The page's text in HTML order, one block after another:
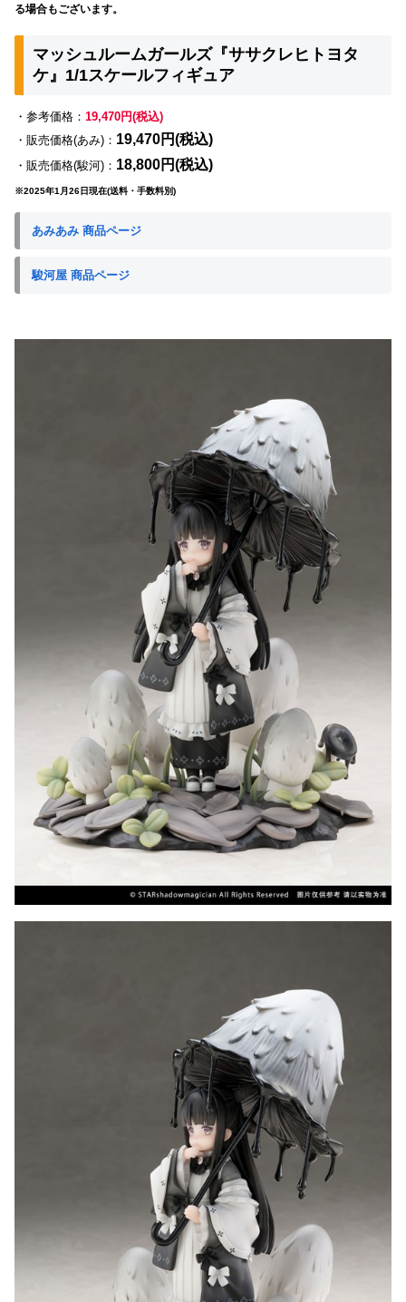
る場合もございます。
マッシュルームガールズ『ササクレヒトヨタ
ケ』1/1スケールフィギュア
・参考価格： 19,470円(税込)
・販売価格(あみ)： 19,470円(税込)
・販売価格(駿河)： 18,800円(税込)
※2025年1月26日現在(送料・手数料別)
あみあみ 商品ページ
駿河屋 商品ページ